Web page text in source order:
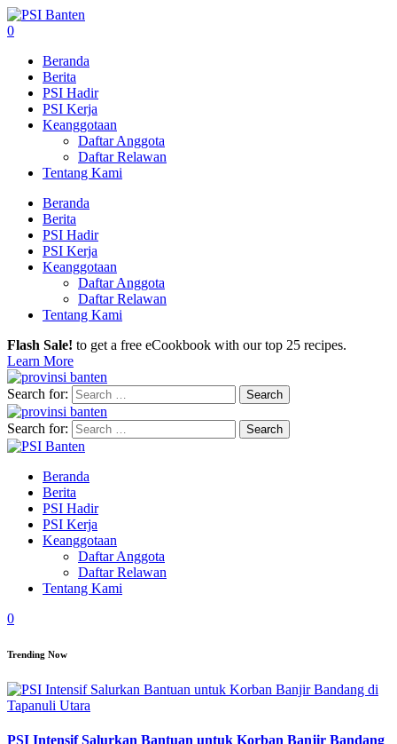
0
Beranda
Berita
PSI Hadir
PSI Kerja
Keanggotaan
Daftar Anggota
Daftar Relawan
Tentang Kami
Beranda
Berita
PSI Hadir
PSI Kerja
Keanggotaan
Daftar Anggota
Daftar Relawan
Tentang Kami
Flash Sale! to get a free eCookbook with our top 25 recipes.
Learn More
Search for:
Search for:
Beranda
Berita
PSI Hadir
PSI Kerja
Keanggotaan
Daftar Anggota
Daftar Relawan
Tentang Kami
0
Trending Now
PSI Intensif Salurkan Bantuan untuk Korban Banjir Bandang